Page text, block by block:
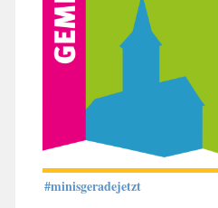
#minisgeradejetzt